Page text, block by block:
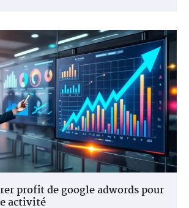
profit de google adwords pour
activité